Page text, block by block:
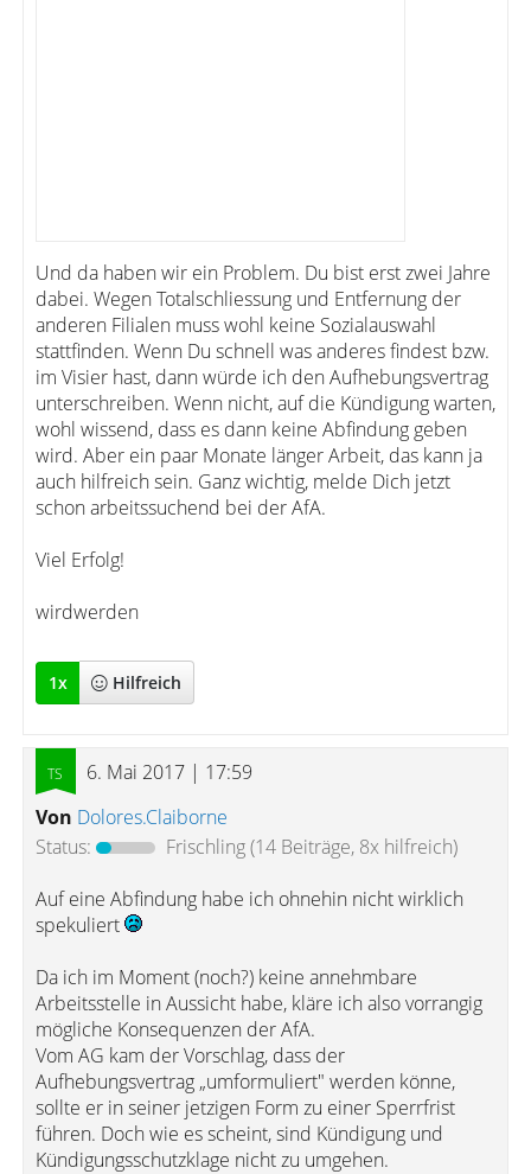
Und da haben wir ein Problem. Du bist erst zwei Jahre
dabei. Wegen Totalschliessung und Entfernung der
anderen Filialen muss wohl keine Sozialauswahl
stattfinden. Wenn Du schnell was anderes findest bzw.
im Visier hast, dann würde ich den Aufhebungsvertrag
unterschreiben. Wenn nicht, auf die Kündigung warten,
wohl wissend, dass es dann keine Abfindung geben
wird. Aber ein paar Monate länger Arbeit, das kann ja
auch hilfreich sein. Ganz wichtig, melde Dich jetzt
schon arbeitssuchend bei der AfA.
Viel Erfolg!
wirdwerden
1x Hilfreich
6. Mai 2017 | 17:59
Von Dolores.Claiborne
Status:
Frischling(14 Beiträge, 8x hilfreich)
Auf eine Abfindung habe ich ohnehin nicht wirklich
spekuliert
Da ich im Moment (noch?) keine annehmbare
Arbeitsstelle in Aussicht habe, kläre ich also vorrangig
mögliche Konsequenzen der AfA.
Vom AG kam der Vorschlag, dass der
Aufhebungsvertrag „umformuliert" werden könne,
sollte er in seiner jetzigen Form zu einer Sperrfrist
führen. Doch wie es scheint, sind Kündigung und
Kündigungsschutzklage nicht zu umgehen.